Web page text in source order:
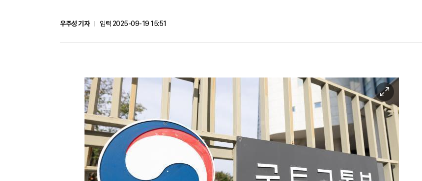
우주성 기자
입력 2025-09-19 15:51
이
미
지
확
대